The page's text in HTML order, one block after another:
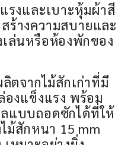
รงและเบาะหุ้มผ้าสี
ร้างความสบายและ
ล่นหรือห้องพักของ
ตจากไม้สักเก่าที่มี
องแข็งแรง พร้อม
แบบถอดซักได้ที่ให้
ม้สักหนา 15 mm